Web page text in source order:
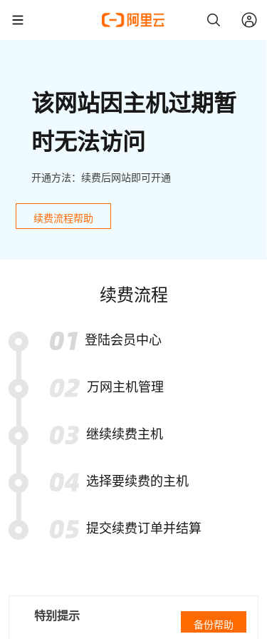
该网站因主机过期暂
时无法访问
开通方法：续费后网站即可开通
续费流程帮助
续费流程
登陆会员中心
万网主机管理
继续续费主机
选择要续费的主机
提交续费订单并结算
特别提示
备份帮助